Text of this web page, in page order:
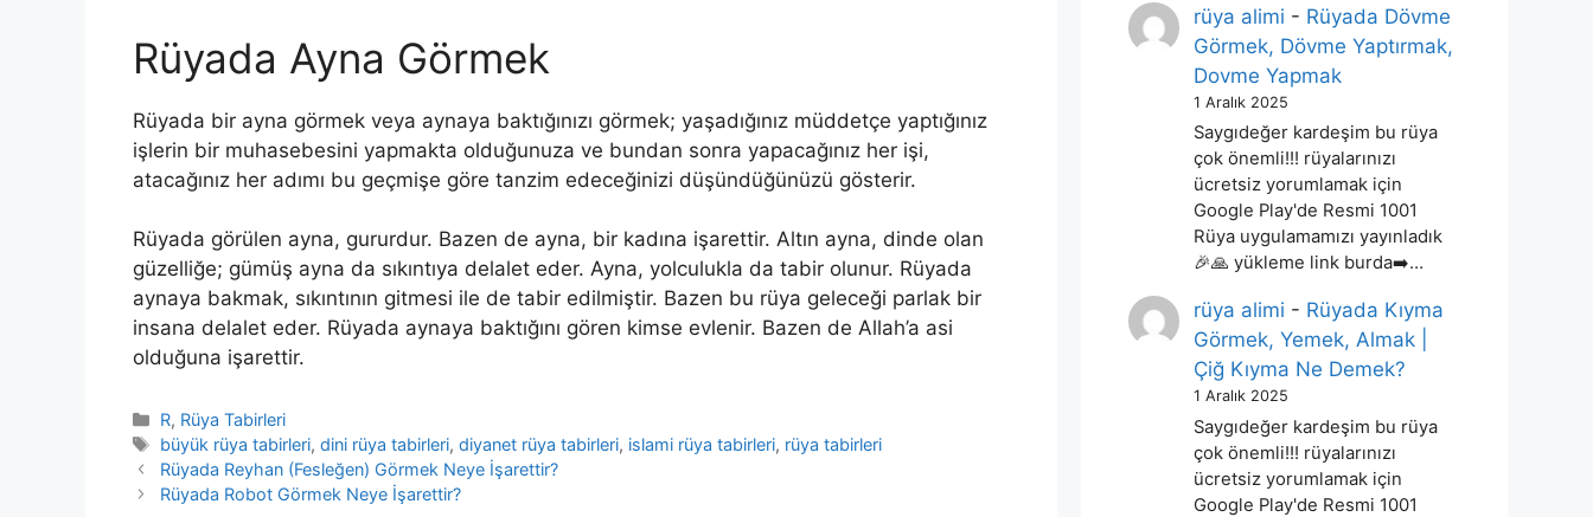
Rüyada Ayna Görmek
Rüyada bir ayna görmek veya aynaya baktığınızı görmek; yaşadığınız müddetçe yaptığınız
işlerin bir muhasebesini yapmakta olduğunuza ve bundan sonra yapacağınız her işi,
atacağınız her adımı bu geçmişe göre tanzim edeceğinizi düşündüğünüzü gösterir.
Rüyada görülen ayna, gururdur. Bazen de ayna, bir kadına işarettir. Altın ayna, dinde olan
güzelliğe; gümüş ayna da sıkıntıya delalet eder. Ayna, yolculukla da tabir olunur. Rüyada
aynaya bakmak, sıkıntının gitmesi ile de tabir edilmiştir. Bazen bu rüya geleceği parlak bir
insana delalet eder. Rüyada aynaya baktığını gören kimse evlenir. Bazen de Allah’a asi
olduğuna işarettir.
Kategoriler
R, Rüya Tabirleri
Etiketler
büyük rüya tabirleri,dini rüya tabirleri,diyanet rüya tabirleri, islami rüya tabirleri, rüya tabirleri
Rüyada Reyhan (Fesleğen) Görmek Neye İşarettir?
Rüyada Robot Görmek Neye İşarettir?
rüya alimi - Rüyada Dövme
Görmek, Dövme Yaptırmak,
Dovme Yapmak
1 Aralık 2025
Saygıdeğer kardeşim bu rüya
çok önemli!!! rüyalarınızı
ücretsiz yorumlamak için
Google Play'de Resmi 1001
Rüya uygulamamızı yayınladık
🎉🙏 yükleme link burda➡️…
rüya alimi - Rüyada Kıyma
Görmek, Yemek, Almak |
Çiğ Kıyma Ne Demek?
1 Aralık 2025
Saygıdeğer kardeşim bu rüya
çok önemli!!! rüyalarınızı
ücretsiz yorumlamak için
Google Play'de Resmi 1001